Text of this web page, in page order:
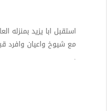
استقبل ابا يزيد بمنزله
مع شيوخ واعيان وافرد
.